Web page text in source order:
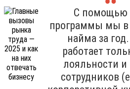
С помощью
программы мы в
найма за
работает
лояльности и
сотрудников